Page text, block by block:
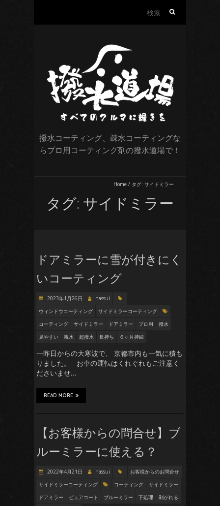
撥水コーティング、疎水コーティングな
らプロ用コーティング剤の撥水道場で！
Home / タグ: サイドミラー
タグ: サイドミラー
ドアミラーに雪が付きにく
いコーティング
2023年1月26日
hassui
ウィンドウコーティング
サイドミラーコーティング
コーティング
サイドミラー ドアミラー プロ用
撥水
見やすい
親水 超撥水 長持ち ６ヶ月持続
一昨日からの大寒波で、 京都市内も一気に積も
りました。 お車の運転はくれぐれもご注意く
ださいませ…
READ MORE
【お客様からの問合せ】ブ
ルーミラーに使える？
2022年4月21日 hassui
お客様からのお問合せ
サイドミラーコーティング
コーティング
サイドミラー
ドアミラー
ピュアコート ブルーミラー 下処理
剥がれる